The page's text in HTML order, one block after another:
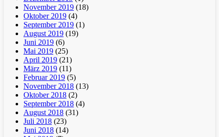
November 2019 (18)
Oktober 2019 (4)
September 2019 (1)
August 2019 (19)
Juni 2019 (6)
Mai 2019 (25)
April 2019 (21)
März 2019 (11)
Februar 2019 (5)
November 2018 (13)
Oktober 2018 (2)
September 2018 (4)
August 2018 (31)
Juli 2018 (23)
Juni 2018 (14)